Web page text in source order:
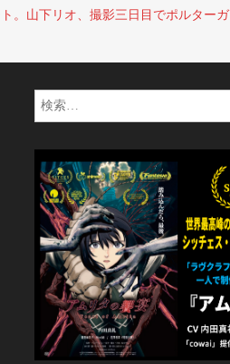
。山下リオ、撮影三日目でポルター